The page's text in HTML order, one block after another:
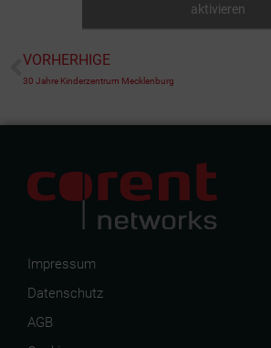
aktivieren
VORHERHIGE
30 Jahre Kinderzentrum Mecklenburg
Impressum
Datenschutz
AGB